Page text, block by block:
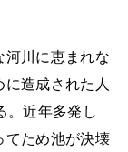
河川に恵まれな
造成された人
。近年多発し
てため池が決壊